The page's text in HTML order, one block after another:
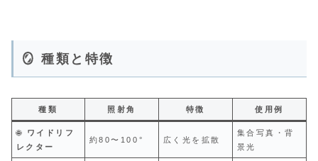
🪞 種類と特徴
種類 照射角 特徴 使用例
🌐
ワイドリフ
レクター
約80〜100° 広く光を拡散
集合写真・背
景光